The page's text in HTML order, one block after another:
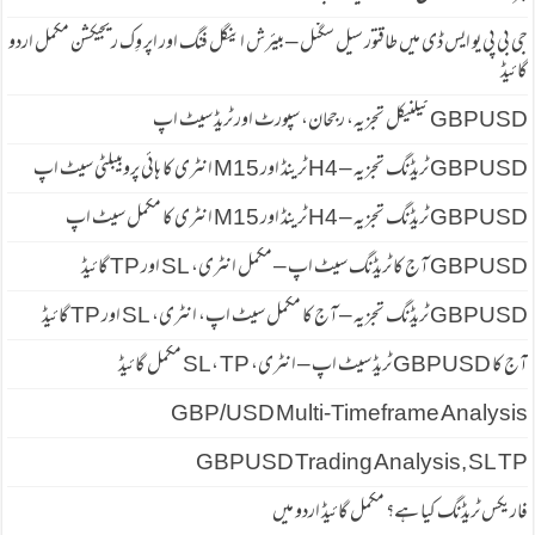
جی بی پی یو ایس ڈی میں طاقتور سیل سگنل – بیئرش اینگل فنگ اور اپر وِک ریجیکشن مکمل اردو
گائیڈ
GBPUSD ٹیکنیکل تجزیہ، رجحان، سپورٹ اور ٹریڈ سیٹ اپ
GBPUSD ٹریڈنگ تجزیہ – H4 ٹرینڈ اور M15 انٹری کا ہائی پروبیبلٹی سیٹ اپ
GBPUSD ٹریڈنگ تجزیہ – H4 ٹرینڈ اور M15 انٹری کا مکمل سیٹ اپ
GBPUSD آج کا ٹریڈنگ سیٹ اپ – مکمل انٹری، SL اور TP گائیڈ
GBPUSD ٹریڈنگ تجزیہ – آج کا مکمل سیٹ اپ، انٹری، SL اور TP گائیڈ
آج کا GBPUSD ٹریڈ سیٹ اپ – انٹری، SL، TP مکمل گائیڈ
GBP/USD Multi-Timeframe Analysis
GBPUSD Trading Analysis, SL TP
فاریکس ٹریڈنگ کیا ہے؟ مکمل گائیڈ اردو میں